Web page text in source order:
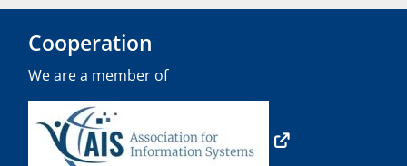
Cooperation
We are a member of